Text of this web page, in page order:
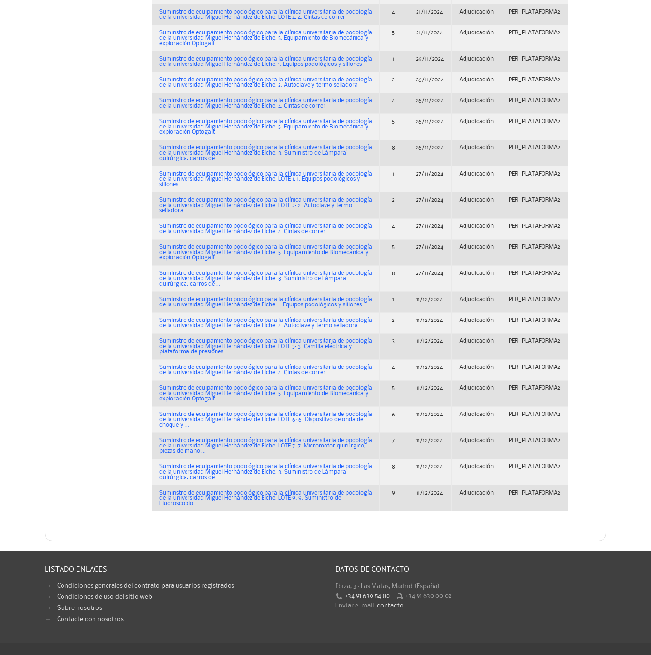
Suminstro de equipamiento podológico para la clínica universitaria de podología
de la universidad Miguel Hernández de Elche. LOTE 4: 4. Cintas de correr
4 21/11/2024 Adjudicación PER_PLATAFORMA2
Suminstro de equipamiento podológico para la clínica universitaria de podología
de la universidad Miguel Hernández de Elche. 5. Equipamiento de Biomecánica y
exploración Optogait
5 21/11/2024 Adjudicación PER_PLATAFORMA2
Suminstro de equipamiento podológico para la clínica universitaria de podología
de la universidad Miguel Hernández de Elche. 1. Equipos podológicos y sillones
1 26/11/2024 Adjudicación PER_PLATAFORMA2
Suminstro de equipamiento podológico para la clínica universitaria de podología
de la universidad Miguel Hernández de Elche. 2. Autoclave y termo selladora
2 26/11/2024 Adjudicación PER_PLATAFORMA2
Suminstro de equipamiento podológico para la clínica universitaria de podología
de la universidad Miguel Hernández de Elche. 4. Cintas de correr
4 26/11/2024 Adjudicación PER_PLATAFORMA2
Suminstro de equipamiento podológico para la clínica universitaria de podología
de la universidad Miguel Hernández de Elche. 5. Equipamiento de Biomecánica y
exploración Optogait
5 26/11/2024 Adjudicación PER_PLATAFORMA2
Suminstro de equipamiento podológico para la clínica universitaria de podología
de la universidad Miguel Hernández de Elche. 8. Suministro de Lámpara
quirúrgica, carros de ...
8 26/11/2024 Adjudicación PER_PLATAFORMA2
Suminstro de equipamiento podológico para la clínica universitaria de podología
de la universidad Miguel Hernández de Elche. LOTE 1: 1. Equipos podológicos y
sillones
1 27/11/2024 Adjudicación PER_PLATAFORMA2
Suminstro de equipamiento podológico para la clínica universitaria de podología
de la universidad Miguel Hernández de Elche. LOTE 2: 2. Autoclave y termo
selladora
2 27/11/2024 Adjudicación PER_PLATAFORMA2
Suminstro de equipamiento podológico para la clínica universitaria de podología
de la universidad Miguel Hernández de Elche. 4. Cintas de correr
4 27/11/2024 Adjudicación PER_PLATAFORMA2
Suminstro de equipamiento podológico para la clínica universitaria de podología
de la universidad Miguel Hernández de Elche. 5. Equipamiento de Biomecánica y
exploración Optogait
5 27/11/2024 Adjudicación PER_PLATAFORMA2
Suminstro de equipamiento podológico para la clínica universitaria de podología
de la universidad Miguel Hernández de Elche. 8. Suministro de Lámpara
quirúrgica, carros de ...
8 27/11/2024 Adjudicación PER_PLATAFORMA2
Suminstro de equipamiento podológico para la clínica universitaria de podología
de la universidad Miguel Hernández de Elche. 1. Equipos podológicos y sillones
1 11/12/2024 Adjudicación PER_PLATAFORMA2
Suminstro de equipamiento podológico para la clínica universitaria de podología
de la universidad Miguel Hernández de Elche. 2. Autoclave y termo selladora
2 11/12/2024 Adjudicación PER_PLATAFORMA2
Suminstro de equipamiento podológico para la clínica universitaria de podología
de la universidad Miguel Hernández de Elche. LOTE 3: 3. Camilla eléctrica y
plataforma de presiones
3 11/12/2024 Adjudicación PER_PLATAFORMA2
Suminstro de equipamiento podológico para la clínica universitaria de podología
de la universidad Miguel Hernández de Elche. 4. Cintas de correr
4 11/12/2024 Adjudicación PER_PLATAFORMA2
Suminstro de equipamiento podológico para la clínica universitaria de podología
de la universidad Miguel Hernández de Elche. 5. Equipamiento de Biomecánica y
exploración Optogait
5 11/12/2024 Adjudicación PER_PLATAFORMA2
Suminstro de equipamiento podológico para la clínica universitaria de podología
de la universidad Miguel Hernández de Elche. LOTE 6: 6. Dispositivo de onda de
choque y ...
6 11/12/2024 Adjudicación PER_PLATAFORMA2
Suminstro de equipamiento podológico para la clínica universitaria de podología
de la universidad Miguel Hernández de Elche. LOTE 7: 7. Micromotor quirúrgico,
piezas de mano ...
7 11/12/2024 Adjudicación PER_PLATAFORMA2
Suminstro de equipamiento podológico para la clínica universitaria de podología
de la universidad Miguel Hernández de Elche. 8. Suministro de Lámpara
quirúrgica, carros de ...
8 11/12/2024 Adjudicación PER_PLATAFORMA2
Suminstro de equipamiento podológico para la clínica universitaria de podología
de la universidad Miguel Hernández de Elche. LOTE 9: 9. Suministro de
Fluoroscopio
9 11/12/2024 Adjudicación PER_PLATAFORMA2
LISTADO ENLACES
Condiciones generales del contrato para usuarios registrados
Condiciones de uso del sitio web
Sobre nosotros
Contacte con nosotros
DATOS DE CONTACTO
Ibiza, 3 · Las Matas, Madrid (España)
+34 91 630 54 80 -
+34 91 630 00 02
Enviar e-mail: contacto